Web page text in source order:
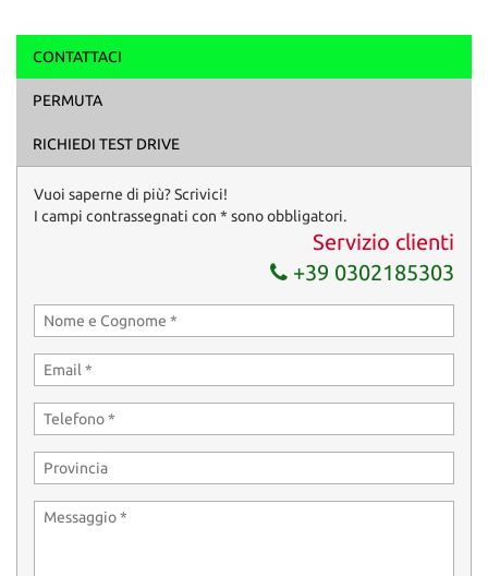
Ho letto e accettol'informativa privacy*
Acconsento al trattamento dei miei dati per finalità di
CONTATTACI
PERMUTA
RICHIEDI TEST DRIVE
Vuoi saperne di più? Scrivici!
I campi contrassegnati con * sono obbligatori.
Servizio clienti
+39 0302185303